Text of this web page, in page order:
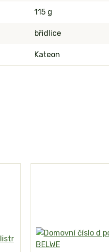
115 g
břidlice
Kateon